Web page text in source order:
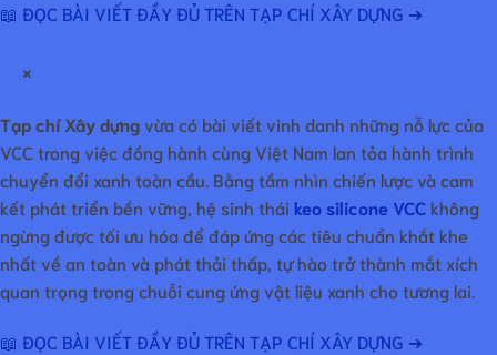
📖 ĐỌC BÀI VIẾT ĐẦY ĐỦ TRÊN TẠP CHÍ XÂY DỰNG ➔
×
Tạp chí Xây dựngvừa có bài viết vinh danh những nỗ lực của
VCC trong việc đồng hành cùng Việt Nam lan tỏa hành trình
chuyển đổi xanh toàn cầu. Bằng tầm nhìn chiến lược và cam
kết phát triển bền vững, hệ sinh thái keo silicone VCC không
ngừng được tối ưu hóa để đáp ứng các tiêu chuẩn khắt khe
nhất về an toàn và phát thải thấp, tự hào trở thành mắt xích
quan trọng trong chuỗi cung ứng vật liệu xanh cho tương lai.
📖 ĐỌC BÀI VIẾT ĐẦY ĐỦ TRÊN TẠP CHÍ XÂY DỰNG ➔